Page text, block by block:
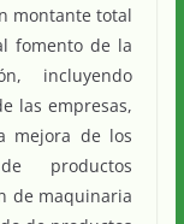
montante total
fomento de la
incluyendo
las empresas,
mejora de los
productos
de maquinaria